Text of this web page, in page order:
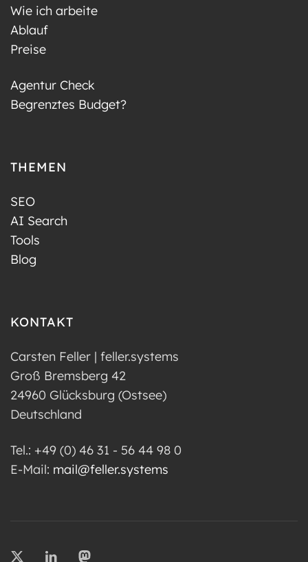
Wie ich arbeite
Ablauf
Preise
Agentur Check
Begrenztes Budget?
THEMEN
SEO
AI Search
Tools
Blog
KONTAKT
Carsten Feller | feller.systems
Groß Bremsberg 42
24960 Glücksburg (Ostsee)
Deutschland
Tel.: +49 (0) 46 31 - 56 44 98 0
E-Mail: mail@feller.systems